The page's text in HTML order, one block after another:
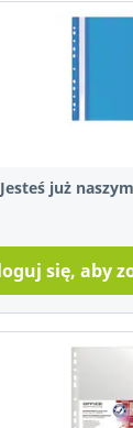
Jesteś już
się, aby